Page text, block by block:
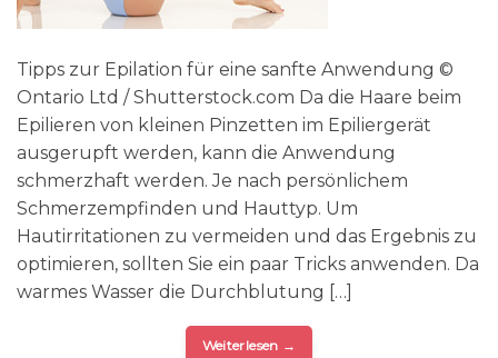
Tipps zur Epilation für eine sanfte Anwendung ©
Ontario Ltd / Shutterstock.com Da die Haare beim
Epilieren von kleinen Pinzetten im Epiliergerät
ausgerupft werden, kann die Anwendung
schmerzhaft werden. Je nach persönlichem
Schmerzempfinden und Hauttyp. Um
Hautirritationen zu vermeiden und das Ergebnis zu
optimieren, sollten Sie ein paar Tricks anwenden. Da
warmes Wasser die Durchblutung […]
Weiterlesen →